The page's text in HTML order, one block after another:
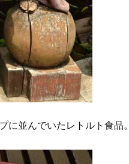
に並んでいたレトルト食品。